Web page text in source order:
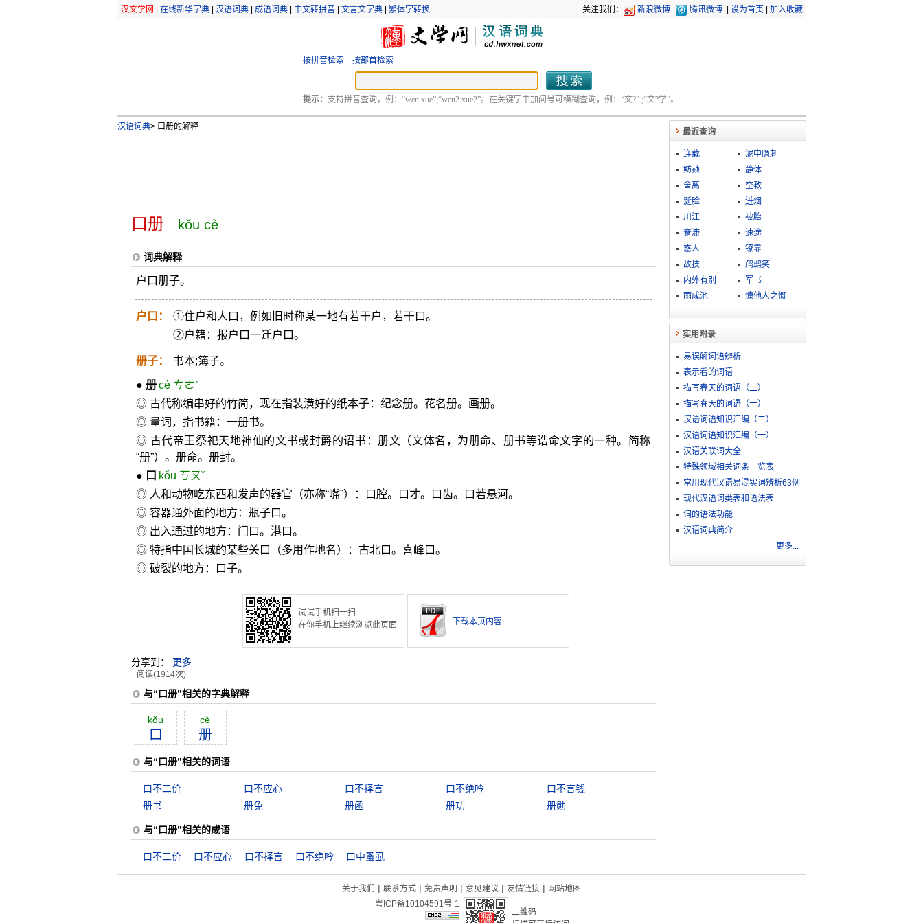
汉文学网 在线新华字典| 汉语词典| 成语词典| 中文转拼音| 文言文字典| 繁体字转换 关注我们： 新浪微博 腾讯微博 设为首页 加入收藏
按拼音检索 按部首检索
提示： 支持拼音查询，例：“wen xue”;“wen2 xue2”。在关键字中加问号可模糊查询，例：“文?” ;“文?学”。
汉语词典>口册的解释
口册 kǒu cè
词典解释
户口册子。
户口：
①住户和人口，例如旧时称某一地有若干户，若干口。
②户籍：报户口ㄧ迁户口。
册子： 书本;簿子。
● 册 cè ㄘㄜˋ
◎ 古代称编串好的竹简，现在指装潢好的纸本子：纪念册。花名册。画册。
◎ 量词，指书籍：一册书。
◎ 古代帝王祭祀天地神仙的文书或封爵的诏书：册文（文体名，为册命、册书等诰命文字的一种。简称
“册”）。册命。册封。
● 口 kǒu ㄎㄡˇ
◎ 人和动物吃东西和发声的器官（亦称“嘴”）：口腔。口才。口齿。口若悬河。
◎ 容器通外面的地方：瓶子口。
◎ 出入通过的地方：门口。港口。
◎ 特指中国长城的某些关口（多用作地名）：古北口。喜峰口。
◎ 破裂的地方：口子。
试试手机扫一扫
在你手机上继续浏览此页面
下载本页内容
分享到： 更多
阅读(1914次)
与“口册”相关的字典解释
kŏu
口
cè
册
与“口册”相关的词语
口不二价 口不应心 口不择言 口不绝吟
口不言钱
册书
册免 册函 册功 册勋
与“口册”相关的成语
口不二价 口不应心 口不择言 口不绝吟 口中蚤虱
最近查询
连载
泥中隐刺
鲂赪
静体
舍离
空教
涎脸
迸烟
川江
被胎
蹇滞
速途
惑人
镣靠
故技
鸬鹚笑
内外有别
军书
雨成池
慷他人之慨
实用附录
易误解词语辨析
表示看的词语
描写春天的词语（二）
描写春天的词语（一）
汉语词语知识汇编（二）
汉语词语知识汇编（一）
汉语关联词大全
特殊领域相关词条一览表
常用现代汉语易混实词辨析63例
现代汉语词类表和语法表
词的语法功能
汉语词典简介
更多...
关于我们 | 联系方式 | 免责声明 | 意见建议 | 友情链接 | 网站地图
粤ICP备10104591号-1
二维码